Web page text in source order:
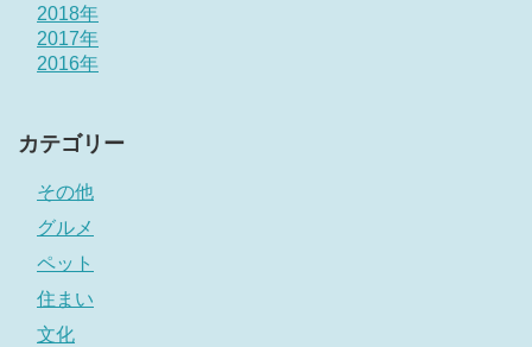
2018年
2017年
2016年
カテゴリー
その他
グルメ
ペット
住まい
文化